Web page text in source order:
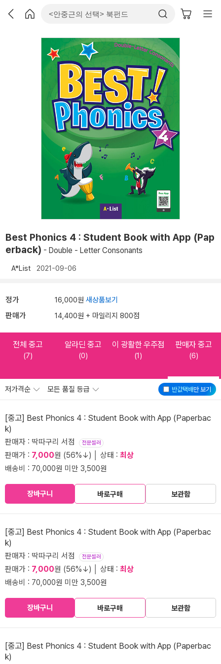
Best Phonics 4 : Student Book with App (Pap
erback) - Double - Letter Consonants
A*List 2021-09-06
정가 16,000원 새상품보기
판매가 14,400원 + 마일리지 800점
전체 중고
(7)
알라딘 중고
(0)
이 광활한 우주점
(1)
판매자 중고
(6)
반값택배만 보기
저가격순 모든 품질 등급
[중고] Best Phonics 4 : Student Book with App (Paperbac
k)
판매자 : 딱따구리 서점 전문셀러
판매가 : 7,000원 (56%↓) │ 상태 : 최상
배송비 : 70,000원 미만 3,500원
장바구니 바로구매 보관함
[중고] Best Phonics 4 : Student Book with App (Paperbac
k)
판매자 : 딱따구리 서점 전문셀러
판매가 : 7,000원 (56%↓) │ 상태 : 최상
배송비 : 70,000원 미만 3,500원
장바구니 바로구매 보관함
[중고] Best Phonics 4 : Student Book with App (Paperbac
k)